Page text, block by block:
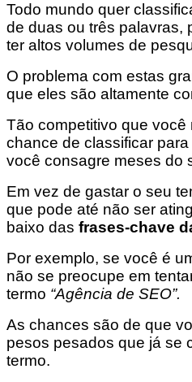
Todo mundo quer
de duas ou três palavras,
ter altos volumes de
O problema com estas
que eles são altamente
Tão competitivo que você
chance de classificar
você consagre meses do
Em vez de gastar o seu
que pode até não ser
baixo das frases-chave
Por exemplo, se você é
não se preocupe em
termo “Agência de SEO”.
As chances são de que
pesos pesados ​​que já se
termo.